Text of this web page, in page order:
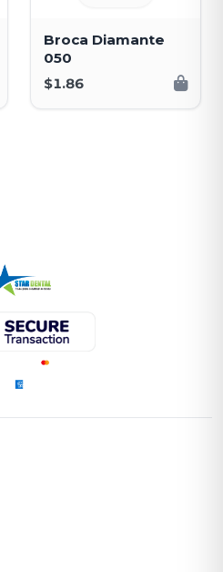
Broca Diamante
050
$1.86